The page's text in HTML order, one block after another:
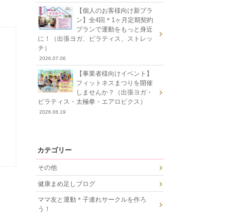
【個人のお客様向け新プラ
ン】全4回＊1ヶ月定期契約
プランで運動をもっと身近
に！（出張ヨガ、ピラティス、ストレッ
チ）
2026.07.06
【事業者様向けイベント】
フィットネスまつりを開催
しませんか？（出張ヨガ・
ピラティス・太極拳・エアロビクス）
2026.06.19
カテゴリー
その他
健康まめ足しブログ
ママ友と運動＊子連れサークルを作ろ
う！